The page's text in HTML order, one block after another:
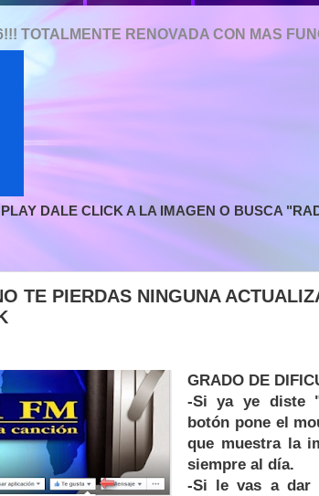
TOTALMENTE RENOVADA CON MAS
DALE CLICK A LA IMAGEN O BUSCA
TE PIERDAS NINGUNA
GRADO DE
-Si ya ye diste
botón pone el
que muestra la
siempre al día.
-Si le vas a dar